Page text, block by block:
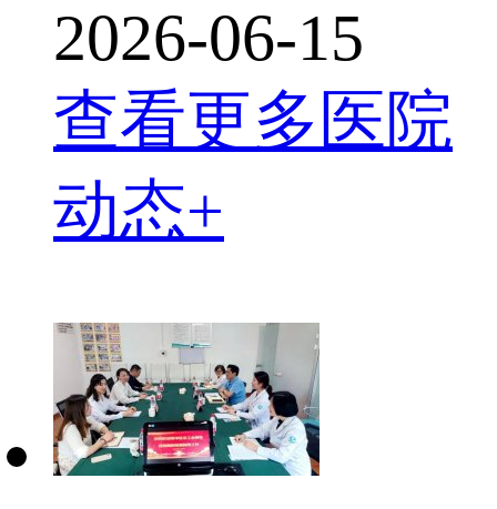
2026-06-15
查看更多医院
动态+